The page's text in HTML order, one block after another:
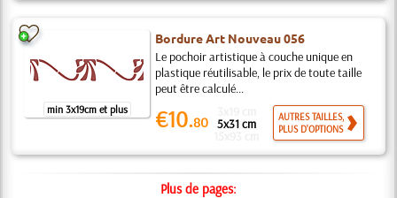
min 3x19cm et plus
Bordure Art Nouveau 056
Le pochoir artistique à couche unique en
plastique réutilisable, le prix de toute taille
peut être calculé...
€10.80 5x31 cm
AUTRES TAILLES,
PLUS D'OPTIONS
Plus de pages: